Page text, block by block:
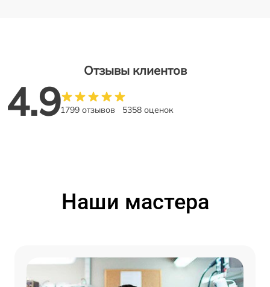
Отзывы клиентов
4.91799 отзывов 5358 оценок
Наши мастера